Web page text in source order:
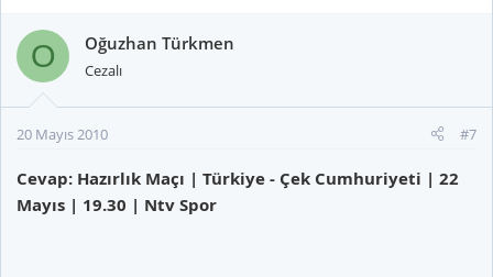
O Oğuzhan Türkmen
Cezalı
20 Mayıs 2010 #7
Cevap: Hazırlık Maçı | Türkiye - Çek Cumhuriyeti | 22
Mayıs | 19.30 | Ntv Spor